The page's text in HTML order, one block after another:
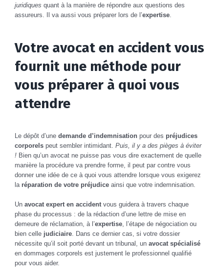
juridiques quant à la manière de répondre aux questions des
assureurs. Il va aussi vous préparer lors de l’expertise.
Votre avocat en accident vous
fournit une méthode pour
vous préparer à quoi vous
attendre
Le dépôt d’une demande d’indemnisation pour des préjudices
corporels peut sembler intimidant. Puis, il y a des pièges à éviter
! Bien qu’un avocat ne puisse pas vous dire exactement de quelle
manière la procédure va prendre forme, il peut par contre vous
donner une idée de ce à quoi vous attendre lorsque vous exigerez
la réparation de votre préjudice ainsi que votre indemnisation.
Un avocat expert en accident vous guidera à travers chaque
phase du processus : de la rédaction d’une lettre de mise en
demeure de réclamation, à l’expertise , l’étape de négociation ou
bien celle judiciaire . Dans ce dernier cas, si votre dossier
nécessite qu’il soit porté devant un tribunal, un avocat spécialisé
en dommages corporels est justement le professionnel qualifié
pour vous aider.